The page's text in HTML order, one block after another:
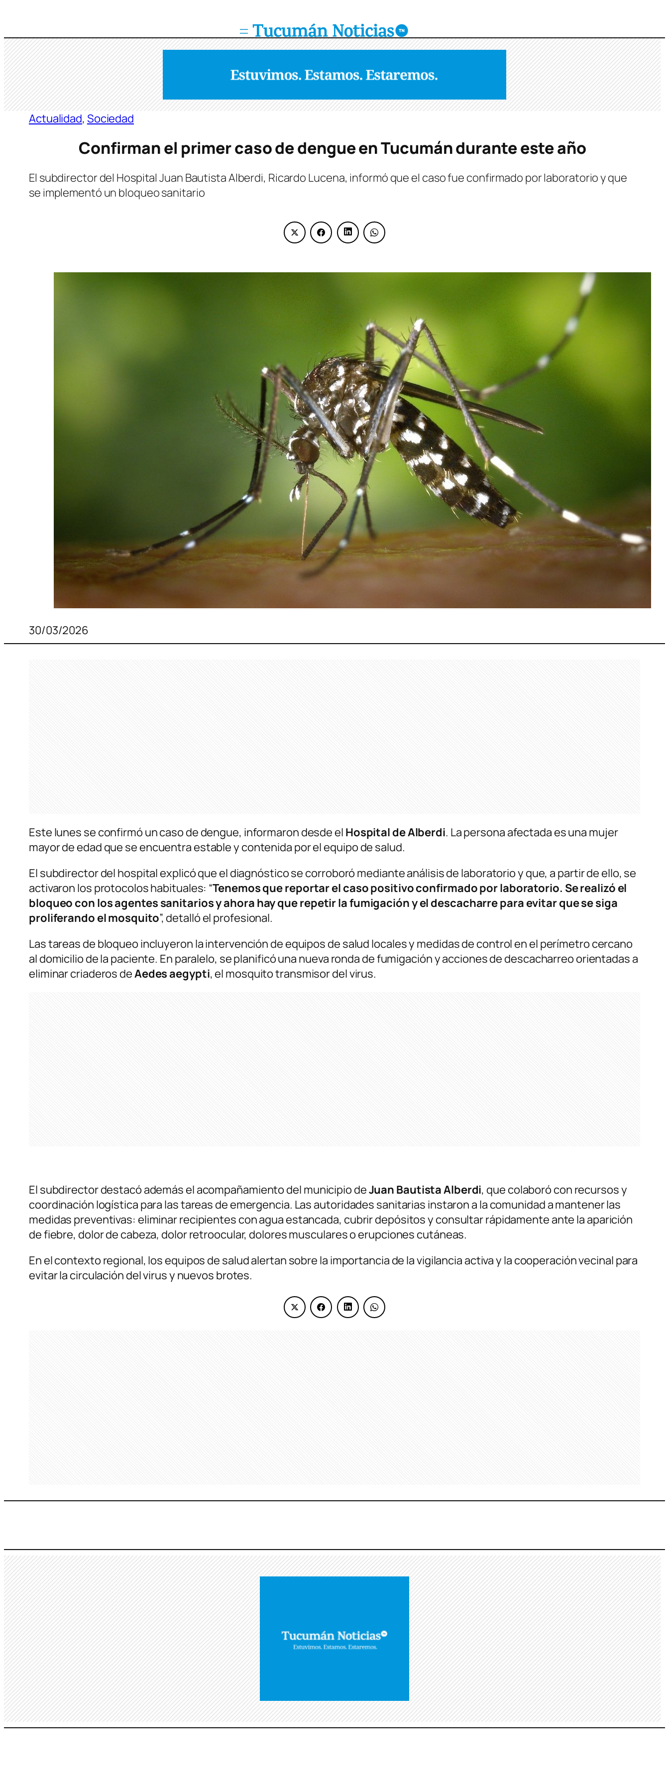
contenido
Actualidad, Sociedad
Confirman el primer caso de dengue en Tucumán durante este año
El subdirector del Hospital Juan Bautista Alberdi, Ricardo Lucena, informó que el caso fue confirmado por laboratorio y que
se implementó un bloqueo sanitario
30/03/2026
Este lunes se confirmó un caso de dengue, informaron desde el Hospital de Alberdi. La persona afectada es una mujer
mayor de edad que se encuentra estable y contenida por el equipo de salud.
El subdirector del hospital explicó que el diagnóstico se corroboró mediante análisis de laboratorio y que, a partir de ello, se
activaron los protocolos habituales: “Tenemos que reportar el caso positivo confirmado por laboratorio. Se realizó el
bloqueo con los agentes sanitarios y ahora hay que repetir la fumigación y el descacharre para evitar que se siga
proliferando el mosquito”, detalló el profesional.
Las tareas de bloqueo incluyeron la intervención de equipos de salud locales y medidas de control en el perímetro cercano
al domicilio de la paciente. En paralelo, se planificó una nueva ronda de fumigación y acciones de descacharreo orientadas a
eliminar criaderos deAedes aegypti, el mosquito transmisor del virus.
El subdirector destacó además el acompañamiento del municipio deJuan Bautista Alberdi, que colaboró con recursos y
coordinación logística para las tareas de emergencia. Las autoridades sanitarias instaron a la comunidad a mantener las
medidas preventivas: eliminar recipientes con agua estancada, cubrir depósitos y consultar rápidamente ante la aparición
de fiebre, dolor de cabeza, dolor retroocular, dolores musculares o erupciones cutáneas.
En el contexto regional, los equipos de salud alertan sobre la importancia de la vigilancia activa y la cooperación vecinal para
evitar la circulación del virus y nuevos brotes.